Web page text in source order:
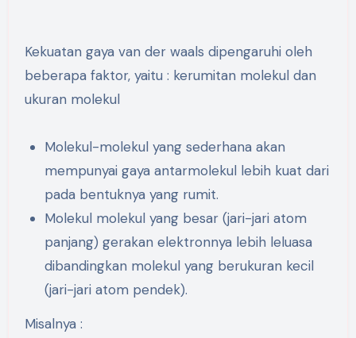
Kekuatan gaya van der waals dipengaruhi oleh
beberapa faktor, yaitu : kerumitan molekul dan
ukuran molekul
Molekul-molekul yang sederhana akan
mempunyai gaya antarmolekul lebih kuat dari
pada bentuknya yang rumit.
Molekul molekul yang besar (jari-jari atom
panjang) gerakan elektronnya lebih leluasa
dibandingkan molekul yang berukuran kecil
(jari-jari atom pendek).
Misalnya :